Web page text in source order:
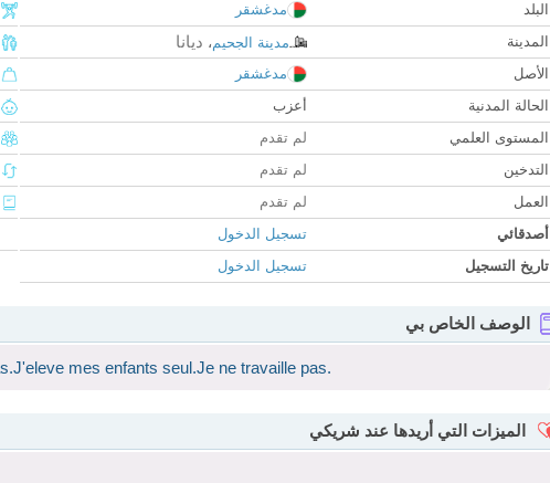
البلد
مدغشقر
المدينة
مدينة الجحيم، ديانا
الأصل
مدغشقر
الحالة المدنية
أعزب
المستوى العلمي
لم تقدم
التدخين
لم تقدم
العمل
لم تقدم
أصدقائي
تسجيل الدخول
تاريخ التسجيل
تسجيل الدخول
الوصف الخاص بي
mes enfants seul.Je ne travaille pas.
الميزات التي أريدها عند شريكي